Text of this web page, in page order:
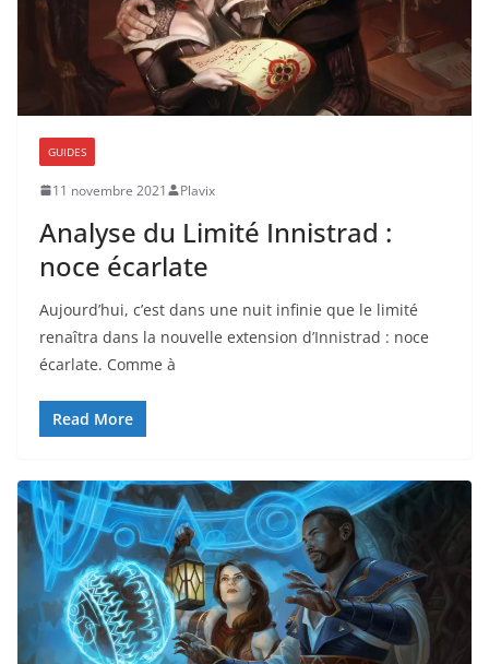
GUIDES
11 novembre 2021 Plavix
Analyse du Limité Innistrad :
noce écarlate
Aujourd’hui, c’est dans une nuit infinie que le limité
renaîtra dans la nouvelle extension d’Innistrad : noce
écarlate. Comme à
Read More